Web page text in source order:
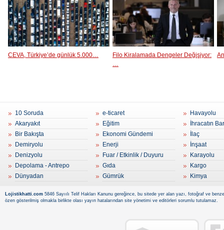
CEVA, Türkiye’de günlük 5.000…
Filo Kiralamada Dengeler Değişiyor:
…
10 Soruda
Akaryakıt
Bir Bakışta
Demiryolu
Denizyolu
Depolama - Antrepo
Dünyadan
e-ticaret
Eğitim
Ekonomi Gündemi
Enerji
Fuar / Etkinlik / Duyuru
Gıda
Gümrük
Havayolu
İhracatın
İlaç
İnşaat
Karayolu
Kargo
Kimya
Lojistikhatti.com 5846 Sayıılı Telif Hakları Kanunu gereğince, bu sitede yer alan yazı, fotoğraf ve
özen gösterilmiş olmakla birlikte olası yayın hatalarından site yönetimi ve editörleri sorumlu tutulamaz.